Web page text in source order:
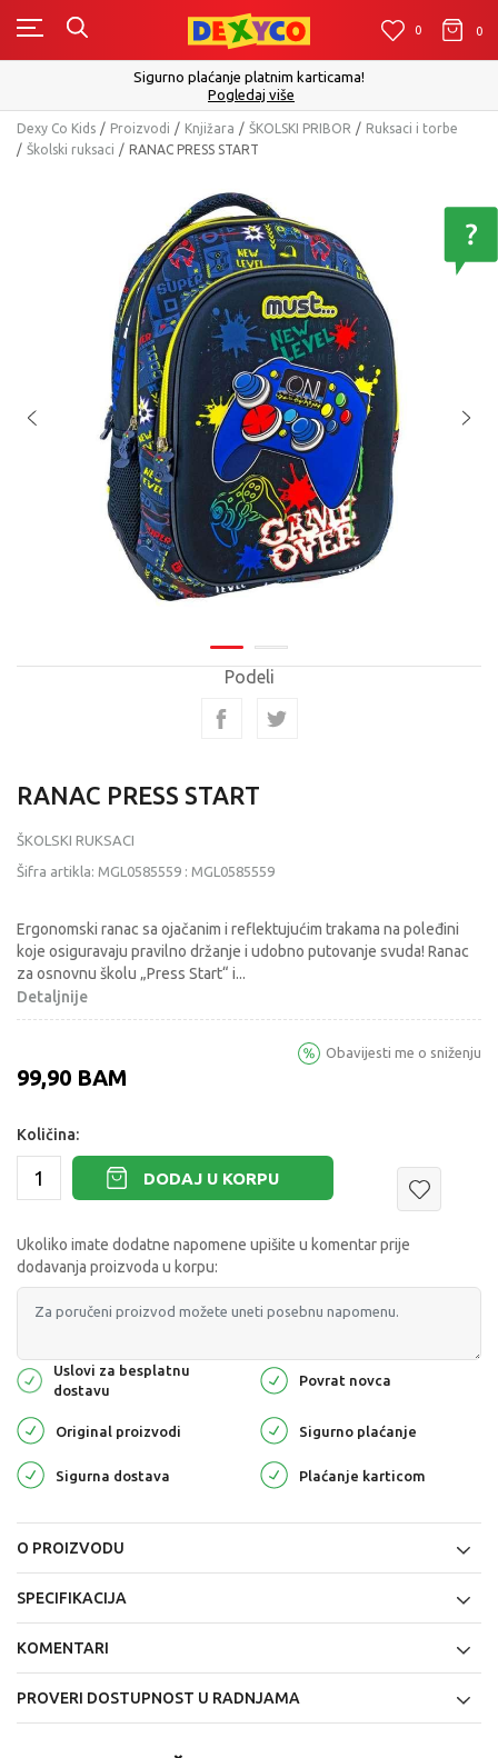
0 0
Click&Collect - Platite karticom Online i preuzmite u
izboru
Dexy Co Kids Proizvodi Knjižara ŠKOLSKI PRIBOR
Ruksaci i torbe
Školski ruksaci
RANAC PRESS START
Podeli
RANAC PRESS START
ŠKOLSKI RUKSACI
Šifra artikla: MGL0585559 : MGL0585559
Ergonomski ranac sa ojačanim i reflektujućim trakama na poleđini
koje osiguravaju pravilno držanje i udobno putovanje svuda! Ranac
za osnovnu školu „Press Start“ i...
Detaljnije
99,90 BAM
Obavijesti me o sniženju
Količina:
DODAJ U KORPU
Ukoliko imate dodatne napomene upišite u komentar prije
dodavanja proizvoda u korpu:
Uslovi za besplatnu
dostavu
Povrat novca
Original proizvodi Sigurno plaćanje
Sigurna dostava Plaćanje karticom
O PROIZVODU
SPECIFIKACIJA
KOMENTARI
PROVERI DOSTUPNOST U RADNJAMA